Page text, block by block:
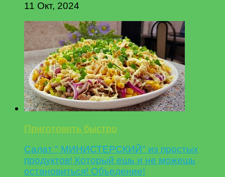
11 Окт, 2024
Приготовить быстро
Салат " МИНИСТЕРСКИЙ" из простых
продуктов! Который ешь и не можешь
остановиться! Объедение!